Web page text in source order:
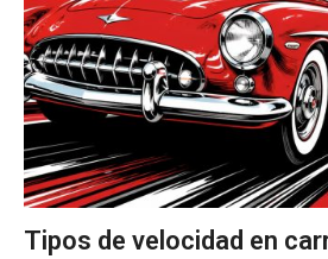
Tipos de velocidad en